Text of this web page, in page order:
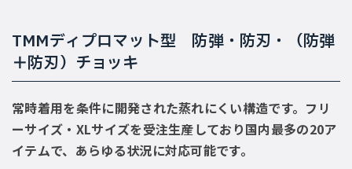
TMMディプロマット型 防弾・防刃・（防弾
＋防刃）チョッキ
常時着用を条件に開発された蒸れにくい構造です。フリ
ーサイズ・XLサイズを受注生産しており国内最多の20ア
イテムで、あらゆる状況に対応可能です。